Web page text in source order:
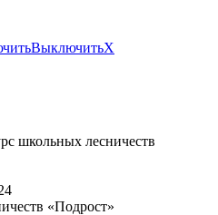
ВыключитьX
школьных лесничеств
«Подрост»